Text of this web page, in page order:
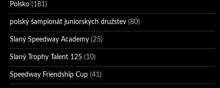
Polsko (181)
polský šampionát juniorských družstev (80)
Slaný Speedway Academy (25)
Slaný Trophy Talent 125 (10)
Speedway Friendship Cup (41)